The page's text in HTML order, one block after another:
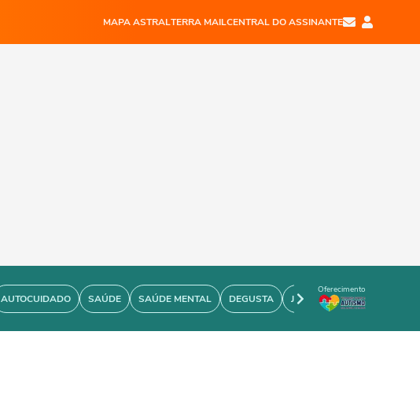
MAPA ASTRALTERRA MAILCENTRAL DO ASSINANTE
AUTOCUIDADO SAÚDE SAÚDE MENTAL DEGUSTA JOÃO BIDU PERSONARE
Oferecimento